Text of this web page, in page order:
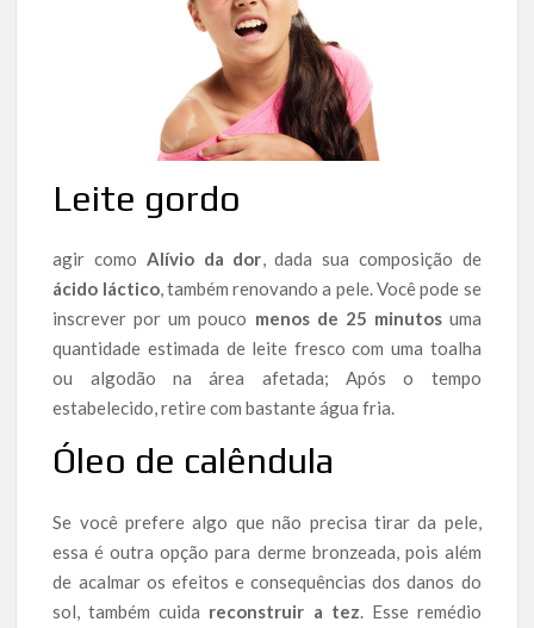
Leite gordo
agir como Alívio da dor, dada sua composição de
ácido láctico, também renovando a pele. Você pode se
inscrever por um pouco menos de 25 minutos uma
quantidade estimada de leite fresco com uma toalha
ou algodão na área afetada; Após o tempo
estabelecido, retire com bastante água fria.
Óleo de calêndula
Se você prefere algo que não precisa tirar da pele,
essa é outra opção para derme bronzeada, pois além
de acalmar os efeitos e consequências dos danos do
sol, também cuida reconstruir a tez. Esse remédio